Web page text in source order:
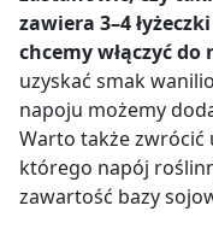
zawiera 3–4
chcemy włączyć do
uzyskać smak
napoju możemy
Warto także zwrócić
którego napój
zawartość bazy